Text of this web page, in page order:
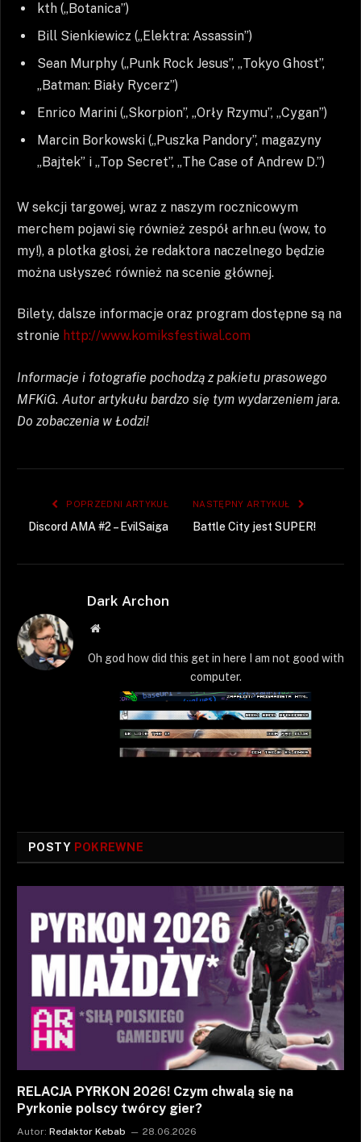
kth („Botanica”)
Bill Sienkiewicz („Elektra: Assassin”)
Sean Murphy („Punk Rock Jesus”, „Tokyo Ghost”,
„Batman: Biały Rycerz”)
Enrico Marini („Skorpion”, „Orły Rzymu”, „Cygan”)
Marcin Borkowski („Puszka Pandory”, magazyny
„Bajtek” i „Top Secret”, „The Case of Andrew D.”)
W sekcji targowej, wraz z naszym rocznicowym
merchem pojawi się również zespół arhn.eu (wow, to
my!), a plotka głosi, że redaktora naczelnego będzie
można usłyszeć również na scenie głównej.
Bilety, dalsze informacje oraz program dostępne są na
stronie http://www.komiksfestiwal.com
Informacje i fotografie pochodzą z pakietu prasowego
MFKiG. Autor artykułu bardzo się tym wydarzeniem jara.
Do zobaczenia w Łodzi!
POPRZEDNI ARTYKUŁ
Discord AMA #2 – EvilSaiga
NASTĘPNY ARTYKUŁ
Battle City jest SUPER!
Dark Archon
Strona
Oh god how did this get in here I am not good with
computer.
POSTY POKREWNE
RELACJA PYRKON 2026! Czym chwalą się na
Pyrkonie polscy twórcy gier?
Autor: Redaktor Kebab 28.06.2026